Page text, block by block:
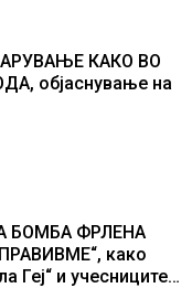
КАКО ВО
објаснување на
БОМБА ФРЛЕНА
како
Геј“ и учесниците